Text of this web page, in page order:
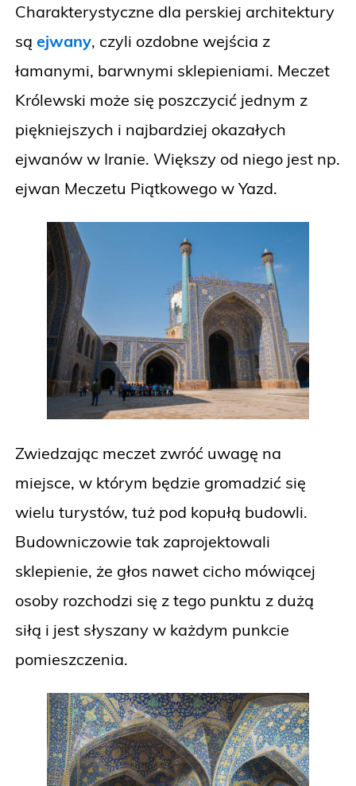
Charakterystyczne dla perskiej architektury
są ejwany, czyli ozdobne wejścia z
łamanymi, barwnymi sklepieniami. Meczet
Królewski może się poszczycić jednym z
piękniejszych i najbardziej okazałych
ejwanów w Iranie. Większy od niego jest np.
ejwan Meczetu Piątkowego w Yazd.
Zwiedzając meczet zwróć uwagę na
miejsce, w którym będzie gromadzić się
wielu turystów, tuż pod kopułą budowli.
Budowniczowie tak zaprojektowali
sklepienie, że głos nawet cicho mówiącej
osoby rozchodzi się z tego punktu z dużą
siłą i jest słyszany w każdym punkcie
pomieszczenia.